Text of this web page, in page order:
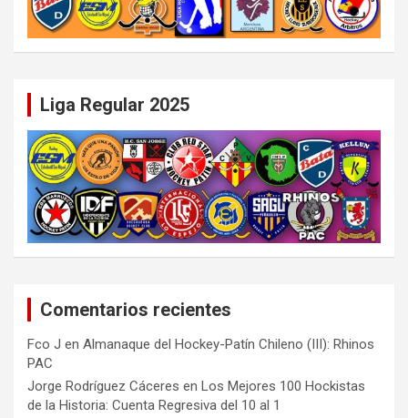
Liga Regular 2025
Comentarios recientes
Fco J en Almanaque del Hockey-Patín Chileno (III): Rhinos
PAC
Jorge Rodríguez Cáceres en Los Mejores 100 Hockistas
de la Historia: Cuenta Regresiva del 10 al 1